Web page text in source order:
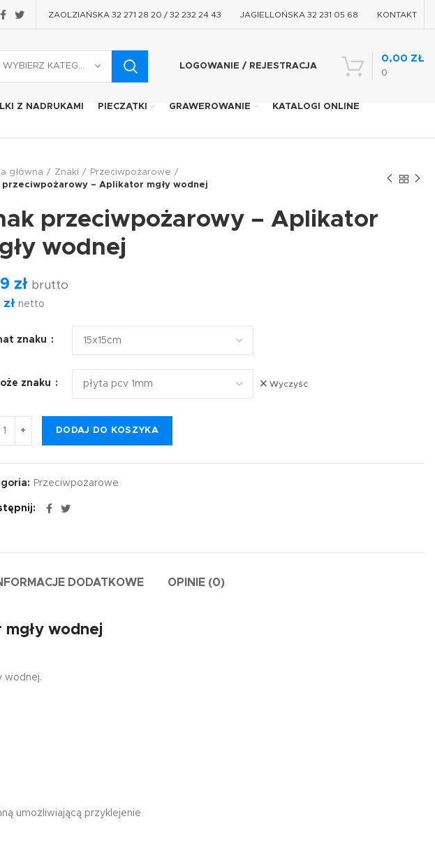
ZAOLZIAŃSKA 32 271 28 20 / 32 232 24 43 JAGIELLOŃSKA 32 231 05 68 KONTAKT
LOGOWANIE / REJESTRACJA
0
0,00 ZŁ
Z NADRUKAMI PIECZĄTKI GRAWEROWANIE KATALOGI ONLINE
główna Znaki
Przeciwpożarowe
przeciwpożarowy – Aplikator mgły wodnej
przeciwpożarowy – Aplikator
wodnej
zł brutto
zł netto
znaku
znaku Wyczyść
DODAJ DO KOSZYKA
Przeciwpożarowe
DODATKOWE OPINIE (0)
wodnej
wodnej.
umożliwiającą przyklejenie